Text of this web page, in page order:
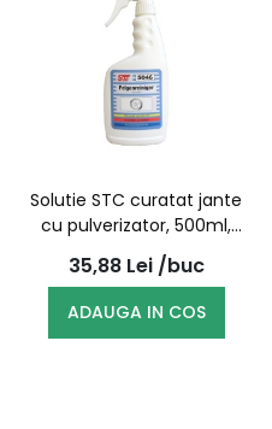
Solutie STC curatat jante
cu pulverizator, 500ml,
5046
35,88 Lei /buc
ADAUGA IN COS